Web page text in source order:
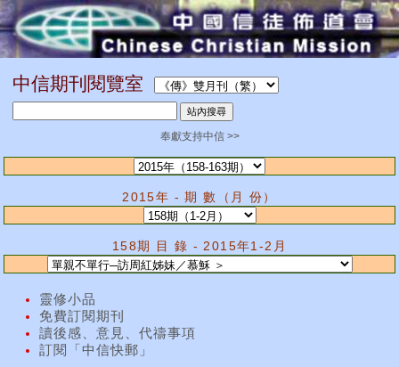
中信期刊閱覽室
奉獻支持中信 >>
2015年 - 期 數（月 份）
158期 目 錄 - 2015年1-2月
靈修小品
免費訂閱期刊
讀後感、意見、代禱事項
訂閱「中信快郵」